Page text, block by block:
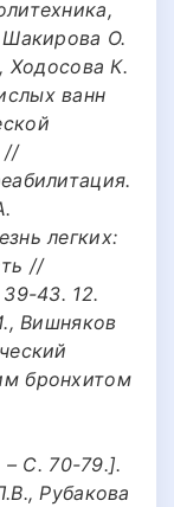
О.
Ходосова К.
ванн
//
легких:
//
43. 12.
Вишняков
бронхитом
– С. 70-79.].
Рубакова